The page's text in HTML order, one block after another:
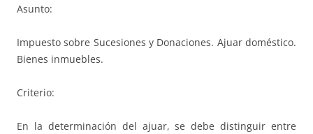
Asunto:
Impuesto sobre Sucesiones y Donaciones. Ajuar doméstico.
Bienes inmuebles.
Criterio:
En la determinación del ajuar, se debe distinguir entre